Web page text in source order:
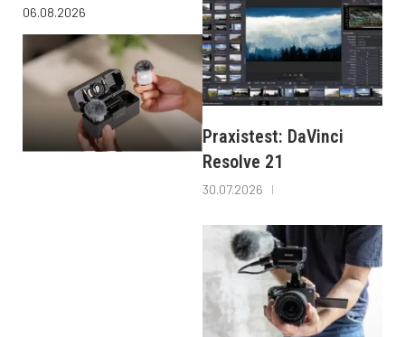
06.08.2026
Praxistest: DaVinci
Resolve 21
30.07.2026